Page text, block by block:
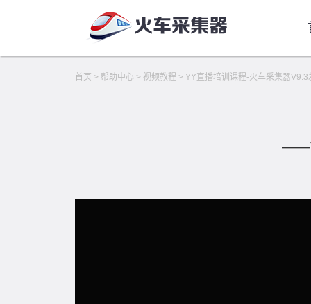
首页 > 帮助中心 > 视频教程 > YY直播培训课程-火车采集器